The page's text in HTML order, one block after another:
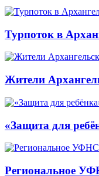
Турпоток в
Жители
«Защита для
Региональное